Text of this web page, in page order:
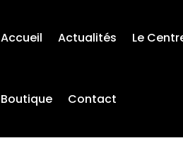
Accueil Actualités Le
Boutique Contact